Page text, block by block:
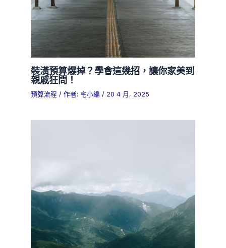
裝潢預算爆掉？學會這幾招，讓你家美到
親戚狂問！
預算流程 / 作者: 宅小編 / 20 4 月, 2025